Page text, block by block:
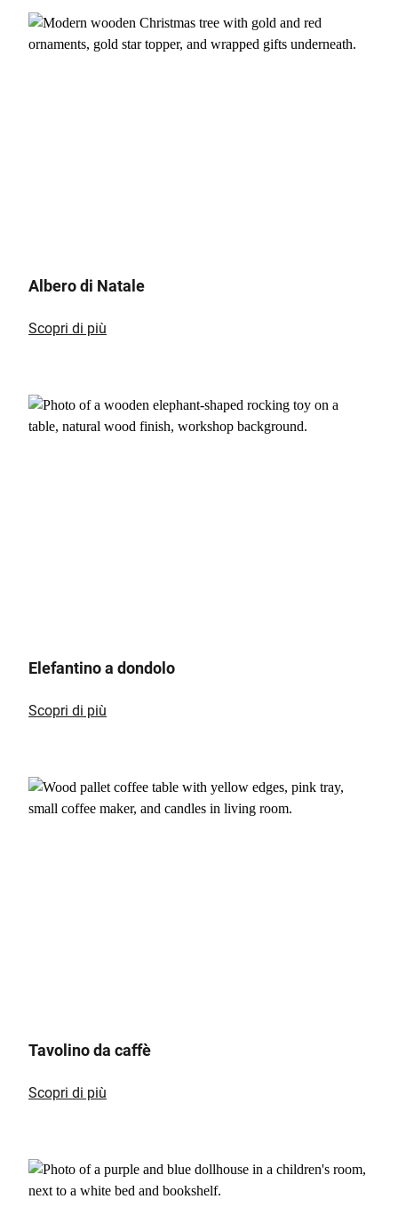
Albero di Natale
Scopri di più
Elefantino a dondolo
Scopri di più
Tavolino da caffè
Scopri di più